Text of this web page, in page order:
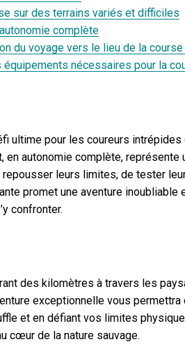
sur des terrains variés et difficiles
complète
du voyage vers le lieu de la
nécessaires pour la
ultime pour les coureurs intrépides
autonomie complète, représente
leurs limites, de tester
promet une aventure
confronter.
des kilomètres à travers les
exceptionnelle vous
et en défiant vos limites
cœur de la nature sauvage.